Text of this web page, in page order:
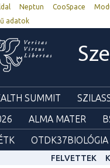
Neptun CooSpace
adatok
SUMMIT
ALMA MATER
OTDK37BIOLÓGIA
FELVETTEK